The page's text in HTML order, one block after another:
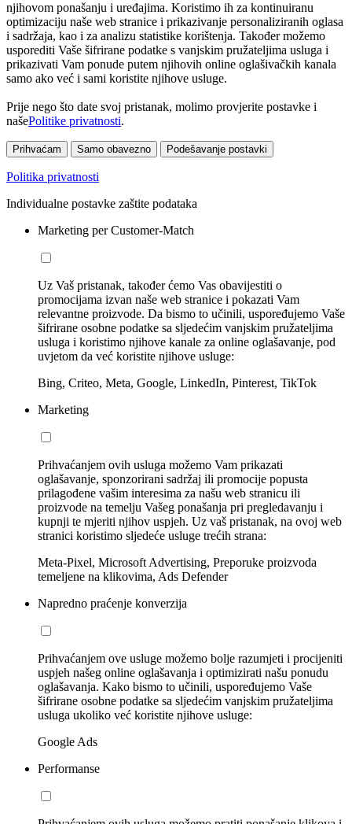
njihovom ponašanju i uređajima. Koristimo ih za kontinuiranu
optimizaciju naše web stranice i prikazivanje personaliziranih oglasa
i sadržaja, kao i za analizu statistike korištenja. Također možemo
usporediti Vaše šifrirane podatke s vanjskim pružateljima usluga i
prikazivati Vam ponude putem njihovih online oglašivačkih kanala
samo ako već i sami koristite njihove usluge.
Prije nego što date svoj pristanak, molimo provjerite postavke i
našePolitike privatnosti.
Prihvaćam Samo obavezno Podešavanje postavki
Politika privatnosti
Individualne postavke zaštite podataka
Marketing per Customer-Match
Uz Vaš pristanak, također ćemo Vas obavijestiti o
promocijama izvan naše web stranice i pokazati Vam
relevantne proizvode. Da bismo to učinili, uspoređujemo Vaše
šifrirane osobne podatke sa sljedećim vanjskim pružateljima
usluga i koristimo njihove kanale za online oglašavanje, pod
uvjetom da već koristite njihove usluge:
Bing, Criteo, Meta, Google, LinkedIn, Pinterest, TikTok
Marketing
Prihvaćanjem ovih usluga možemo Vam prikazati
oglašavanje, sponzorirani sadržaj ili promocije popusta
prilagođene vašim interesima za našu web stranicu ili
proizvode na temelju Vašeg ponašanja pri pregledavanju i
kupnji te mjeriti njihov uspjeh. Uz vaš pristanak, na ovoj web
stranici koristimo sljedeće usluge trećih strana:
Meta-Pixel, Microsoft Advertising, Preporuke proizvoda
temeljene na klikovima, Ads Defender
Napredno praćenje konverzija
Prihvaćanjem ove usluge možemo bolje razumjeti i procijeniti
uspjeh našeg online oglašavanja i optimizirati našu ponudu
oglašavanja. Kako bismo to učinili, uspoređujemo Vaše
šifrirane osobne podatke sa sljedećim vanjskim pružateljima
usluga ukoliko već koristite njihove usluge:
Google Ads
Performanse